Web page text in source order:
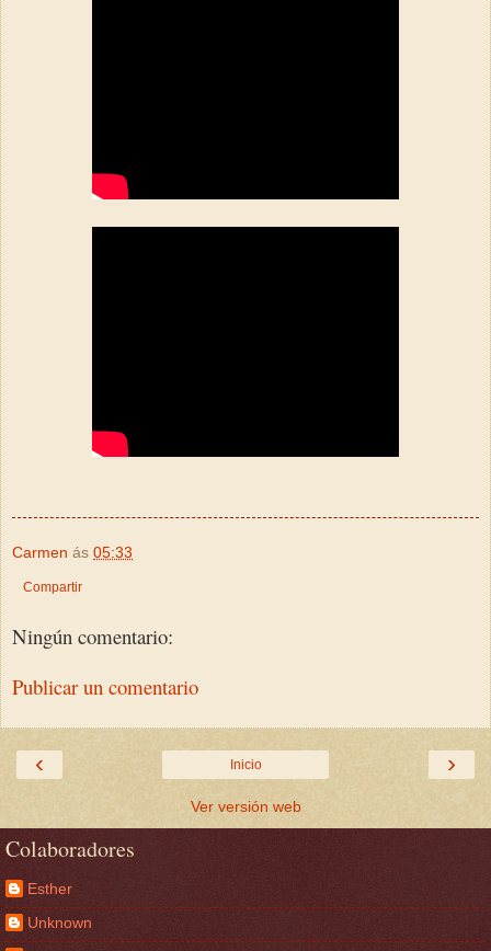
Carmen ás 05:33
Compartir
Ningún comentario:
Publicar un comentario
‹ ›
Inicio
Ver versión web
Colaboradores
Esther
Unknown